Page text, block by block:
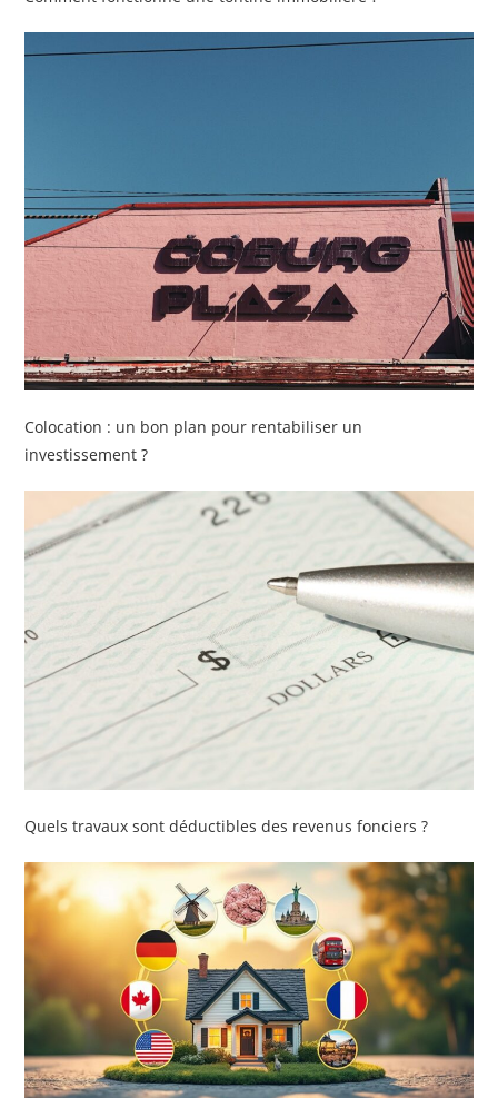
Colocation : un bon plan pour rentabiliser un
investissement ?
Quels travaux sont déductibles des revenus fonciers ?